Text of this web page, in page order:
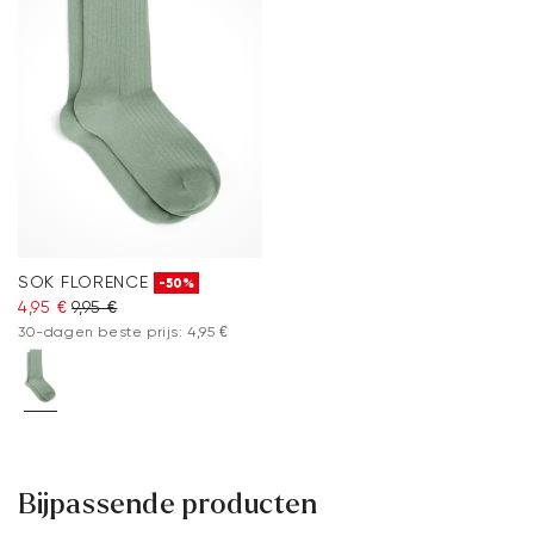
Veelgestelde vragen
SOK FLORENCE -50%
4,95 € 9,95 €
30-dagen beste prijs: 4,95 €
Bijpassende producten